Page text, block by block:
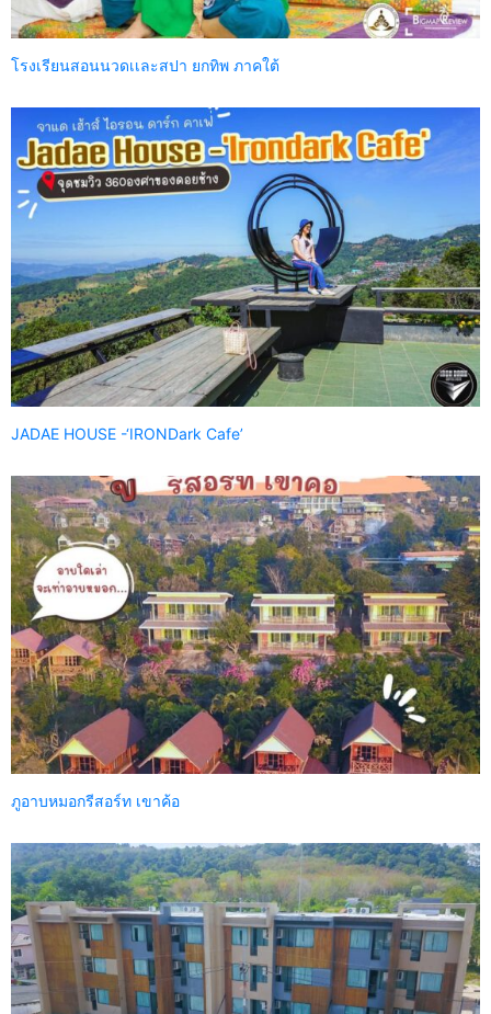
โรงเรียนสอนนวดเเละสปา ยกทิพ ภาคใต้
JADAE HOUSE -‘IRONDark Cafe’
ภูอาบหมอกรีสอร์ท เขาค้อ